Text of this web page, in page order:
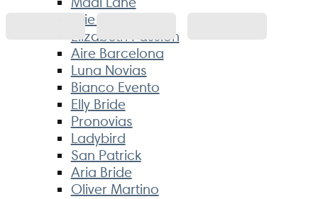
Evie Young
Elizabeth Passion
Aire Barcelona
Luna Novias
Bianco Evento
Elly Bride
Pronovias
Ladybird
San Patrick
Aria Bride
Oliver Martino